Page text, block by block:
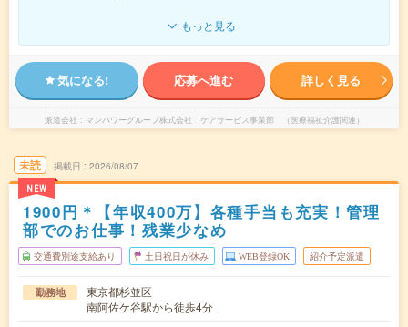
もっと見る
気になる! 応募へ進む 詳しく見る
派遣会社 マンパワーグループ株式会社 ケアサービス事業部 （医療福祉介護関連）
未読
NEW
掲載日 2026/08/07
1900円＊【年収400万】各種手当も充実！管理
部でのお仕事！残業少なめ
交通費別途支給あり 土日祝日が休み WEB登録OK 紹介予定派遣
勤務地
東京都杉並区
南阿佐ケ谷駅から徒歩4分